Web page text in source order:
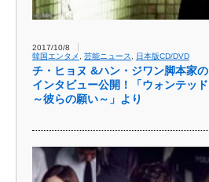
2017/10/8
韓国エンタメ
芸能ニュース 日本版CD/DVD
チ・ヒョヌ &ハン・ジワン脚本家の
インタビュー公開！「ウォンテッド
～彼らの願い～」より